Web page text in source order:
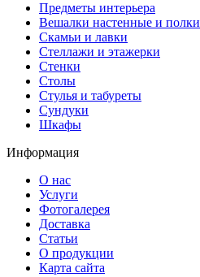
Предметы интерьера
Вешалки настенные и полки
Скамьи и лавки
Стеллажи и этажерки
Стенки
Столы
Стулья и табуреты
Сундуки
Шкафы
Информация
О нас
Услуги
Фотогалерея
Доставка
Статьи
О продукции
Карта сайта